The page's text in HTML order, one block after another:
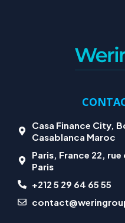
Casa Finance City,
Casablanca Maroc
Paris, France 22,
Paris
+212 5 29 64 65 55